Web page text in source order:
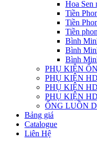
Hoa Sen
Tiền
Tiền
Tiền
Bình
Bình
Bình
PHỤ KIỆN
PHỤ KIỆN
PHỤ KIỆN
PHỤ KIỆN
ỐNG LUỒN
Bảng giá
Catalogue
Liên Hệ